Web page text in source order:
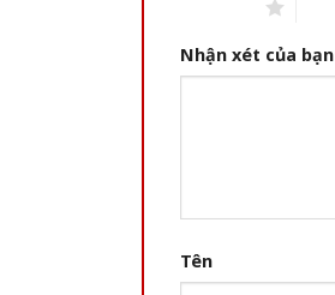
Nhận xét của bạn
Tên